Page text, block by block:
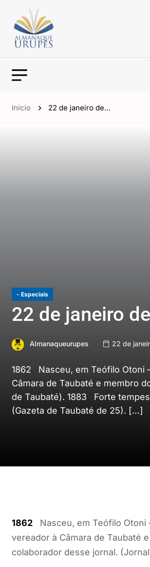
Início 22 de janeiro de…
- Especiais
22 de janeiro
Almanaqueurupes 22 de
1862 Nasceu, em Teófilo Otoni
Câmara de Taubaté e membro
de Taubaté). 1883 Forte
(Gazeta de Taubaté de 25). […]
1862 Nasceu, em Teófilo Otoni
vereador à Câmara de Taubaté
colaborador desse jornal.